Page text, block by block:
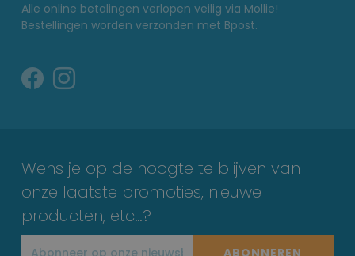
Alle online betalingen verlopen veilig via Mollie!
Bestellingen worden verzonden met Bpost.
Wens je op de hoogte te blijven van
onze laatste promoties, nieuwe
producten, etc…?